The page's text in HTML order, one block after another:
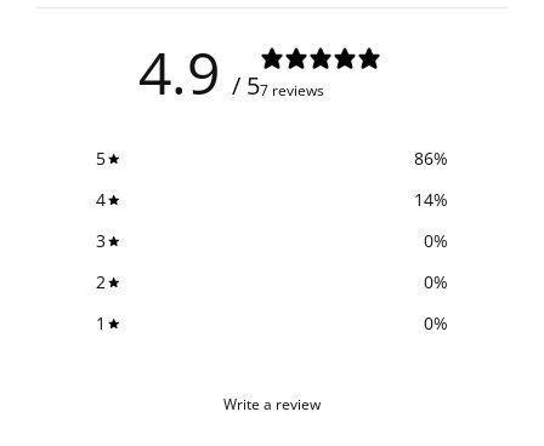
4.9 / 57 reviews
5 86%
4
14%
3
0%
2
0%
1
0%
Write a review